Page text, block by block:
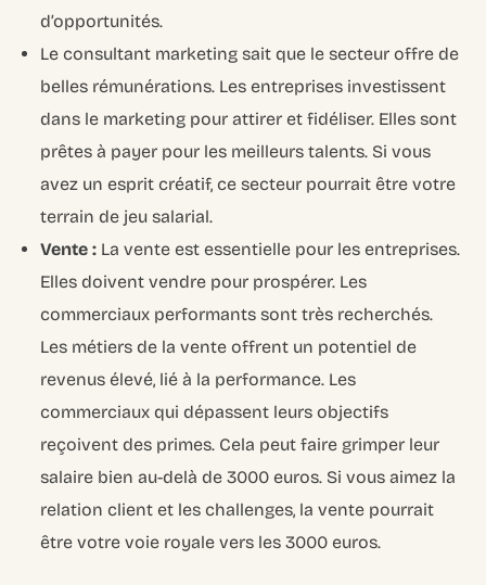
d’opportunités.
Le consultant marketing sait que le secteur offre de
belles rémunérations. Les entreprises investissent
dans le marketing pour attirer et fidéliser. Elles sont
prêtes à payer pour les meilleurs talents. Si vous
avez un esprit créatif, ce secteur pourrait être votre
terrain de jeu salarial.
Vente : La vente est essentielle pour les entreprises.
Elles doivent vendre pour prospérer. Les
commerciaux performants sont très recherchés.
Les métiers de la vente offrent un potentiel de
revenus élevé, lié à la performance. Les
commerciaux qui dépassent leurs objectifs
reçoivent des primes. Cela peut faire grimper leur
salaire bien au-delà de 3000 euros. Si vous aimez la
relation client et les challenges, la vente pourrait
être votre voie royale vers les 3000 euros.